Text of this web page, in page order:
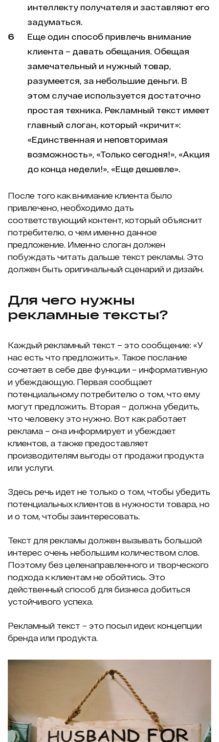
интеллекту получателя и заставляют его
задуматься.
Еще один способ привлечь внимание
клиента – давать обещания. Обещая
замечательный и нужный товар,
разумеется, за небольшие деньги. В
этом случае используется достаточно
простая техника. Рекламный текст имеет
главный слоган, который «кричит»:
«Единственная и неповторимая
возможность», «Только сегодня!», «Акция
до конца недели!», «Еще дешевле».
После того как внимание клиента было
привлечено, необходимо дать
соответствующий контент, который объяснит
потребителю, о чем именно данное
предложение. Именно слоган должен
побуждать читать дальше текст рекламы. Это
должен быть оригинальный сценарий и дизайн.
Для чего нужны
рекламные тексты?
Каждый рекламный текст – это сообщение: «У
нас есть что предложить». Такое послание
сочетает в себе две функции – информативную
и убеждающую. Первая сообщает
потенциальному потребителю о том, что ему
могут предложить. Вторая – должна убедить,
что человеку это нужно. Вот как работает
реклама – она информирует и убеждает
клиентов, а также предоставляет
производителям выгоды от продажи продукта
или услуги.
Здесь речь идет не только о том, чтобы убедить
потенциальных клиентов в нужности товара, но
и о том, чтобы заинтересовать.
Текст для рекламы должен вызывать большой
интерес очень небольшим количеством слов.
Поэтому без целенаправленного и творческого
подхода к клиентам не обойтись. Это
действенный способ для бизнеса добиться
устойчивого успеха.
Рекламный текст – это посыл идеи: концепции
бренда или продукта.